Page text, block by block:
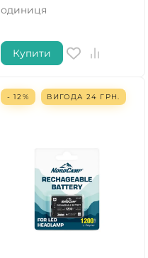
одиниця
Купити
- 12% ВИГОДА 24 ГРН.